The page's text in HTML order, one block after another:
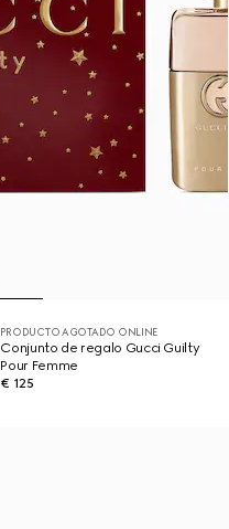
PRODUCTO AGOTADO ONLINE
Conjunto de regalo Gucci Guilty
Pour Femme
€ 125